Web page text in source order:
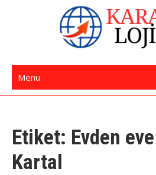
İstanbul Evden Eve
Menu
Etiket: Evden
Kartal